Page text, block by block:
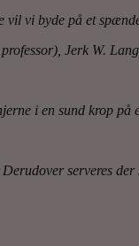
vil vi byde på et
Jerk W.
i en sund krop på
serveres